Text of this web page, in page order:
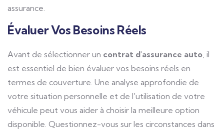
assurance.
Évaluer Vos Besoins Réels
Avant de sélectionner un contrat d'assurance auto, il
est essentiel de bien évaluer vos besoins réels en
termes de couverture. Une analyse approfondie de
votre situation personnelle et de l'utilisation de votre
véhicule peut vous aider à choisir la meilleure option
disponible. Questionnez-vous sur les circonstances dans